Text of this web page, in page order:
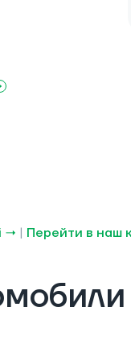
→ | Перейти в наш